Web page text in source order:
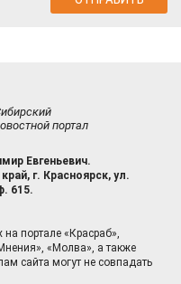
портал
Евгеньевич.
г. Красноярск, ул.
615.
портале «Красраб»,
«Молва», а также
сайта могут не совпадать